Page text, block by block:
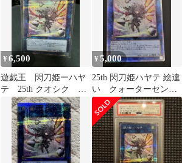
¥6,500
遊戯王 閃刀姫ーハヤ
テ 25th クオシク 絵
違い イラスト違い
¥5,000
25th 閃刀姫ハヤテ 絵違
い クォーターセンチ
ュリーレア